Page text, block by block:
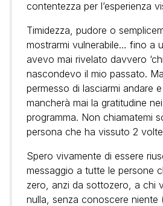
contentezza per l’esperienza
Timidezza, pudore o
mostrarmi vulnerabile… fino a
avevo mai rivelato davvero
nascondevo il mio passato.
permesso di lasciarmi andare
mancherà mai la gratitudine
programma. Non chiamatemi
persona che ha vissuto 2
Spero vivamente di essere
messaggio a tutte le persone
zero, anzi da sottozero, a chi
nulla, senza conoscere niente